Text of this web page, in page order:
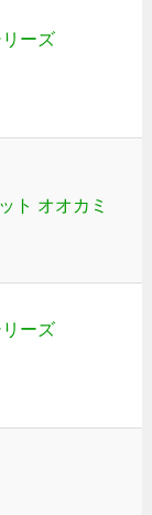
ーズ
ト オオカミ
ーズ